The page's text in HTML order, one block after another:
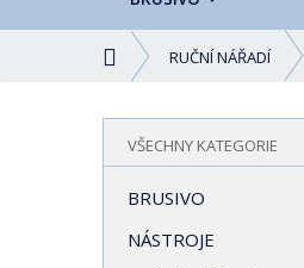
RUČNÍ NÁŘADÍ
VŠECHNY KATEGORIE
BRUSIVO
NÁSTROJE